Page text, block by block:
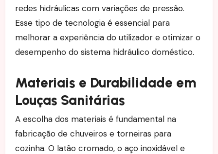
redes hidráulicas com variações de pressão.
Esse tipo de tecnologia é essencial para
melhorar a experiência do utilizador e otimizar o
desempenho do sistema hidráulico doméstico.
Materiais e Durabilidade em
Louças Sanitárias
A escolha dos materiais é fundamental na
fabricação de chuveiros e torneiras para
cozinha. O latão cromado, o aço inoxidável e